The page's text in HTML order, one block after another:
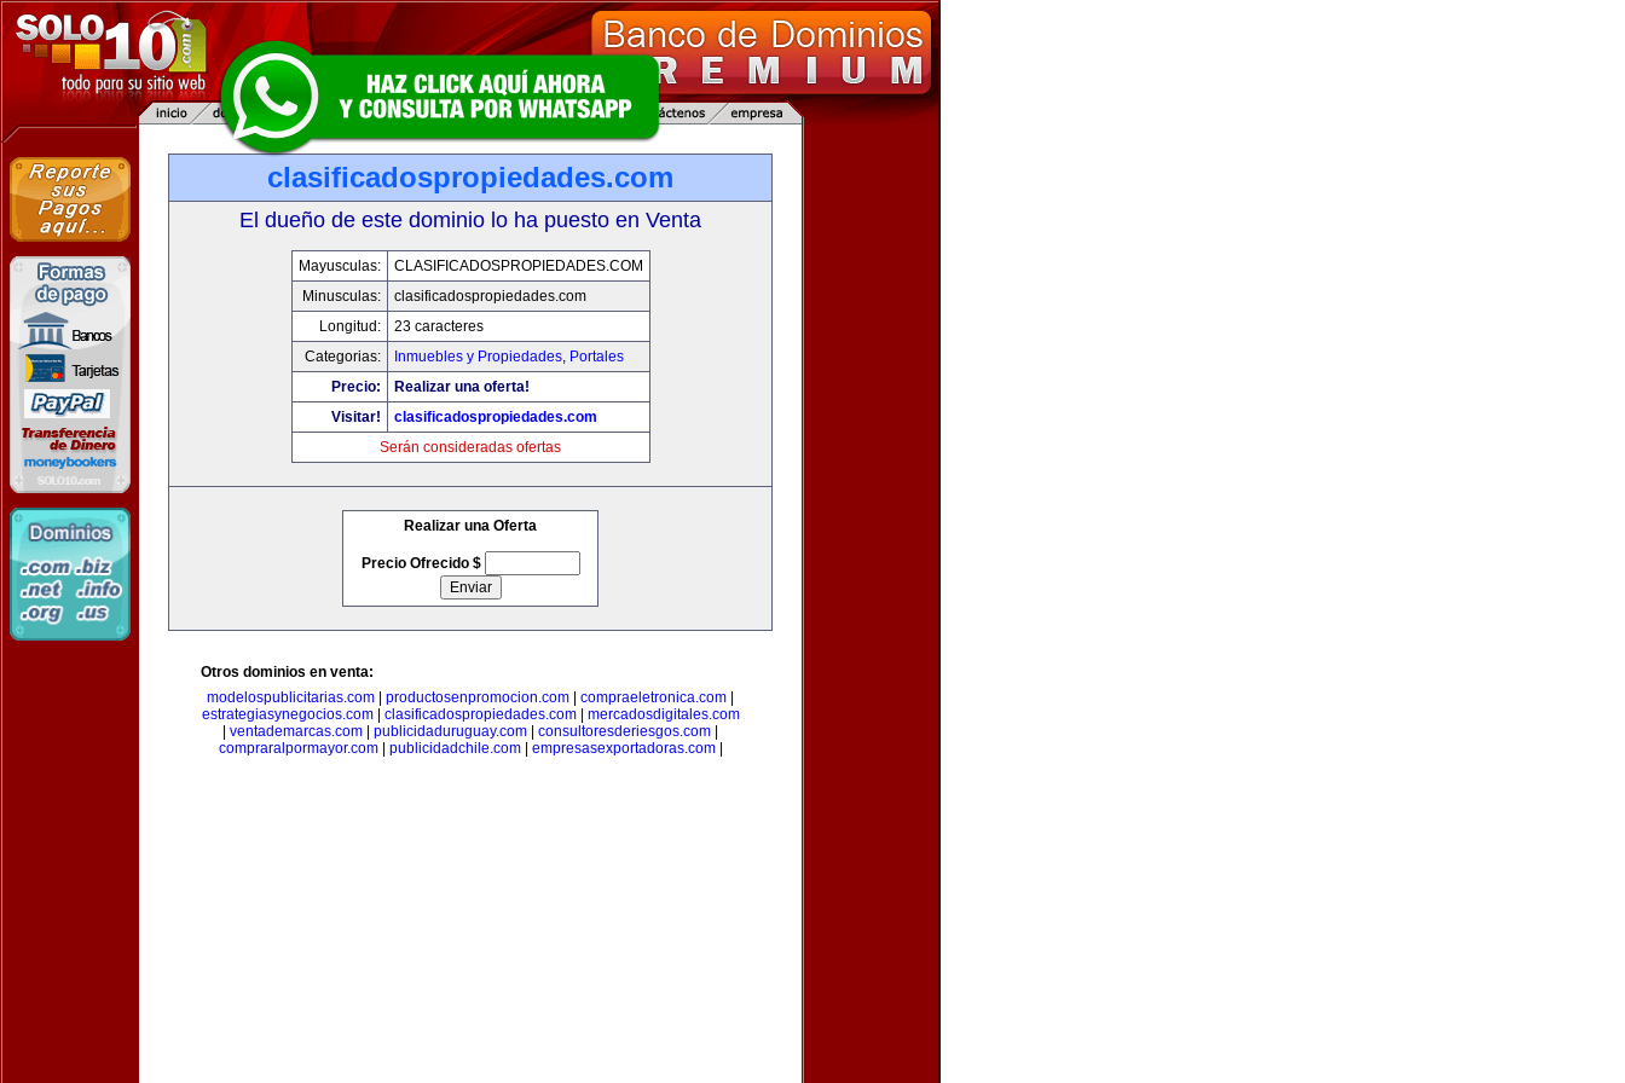
clasificadospropiedades.com
El dueño de este dominio lo ha puesto en Venta
Mayusculas:
CLASIFICADOSPROPIEDADES.COM
Minusculas:
clasificadospropiedades.com
Longitud:
23 caracteres
Categorias:
Inmuebles y Propiedades, Portales
Precio:
Realizar una oferta!
Visitar!
clasificadospropiedades.com
Serán consideradas ofertas
Realizar una Oferta
Precio Ofrecido $
Otros dominios en venta:
modelospublicitarias.com
productosenpromocion.com compraeletronica.com
estrategiasynegocios.com| clasificadospropiedades.com| mercadosdigitales.com
ventademarcas.com publicidaduruguay.com consultoresderiesgos.com
compraralpormayor.com| publicidadchile.com| empresasexportadoras.com|